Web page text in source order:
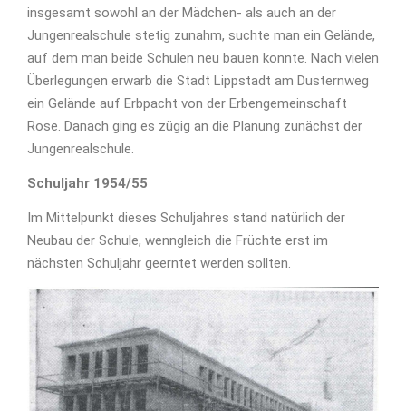
insgesamt sowohl an der Mädchen- als auch an der
Jungenrealschule stetig zunahm, suchte man ein Gelände,
auf dem man beide Schulen neu bauen konnte. Nach vielen
Überlegungen erwarb die Stadt Lippstadt am Dusternweg
ein Gelände auf Erbpacht von der Erbengemeinschaft
Rose. Danach ging es zügig an die Planung zunächst der
Jungenrealschule.
Schuljahr 1954/55
Im Mittelpunkt dieses Schuljahres stand natürlich der
Neubau der Schule, wenngleich die Früchte erst im
nächsten Schuljahr geerntet werden sollten.